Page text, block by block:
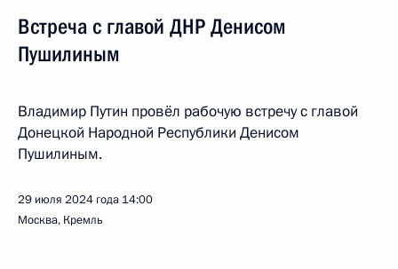
Встреча с главой ДНР Денисом
Пушилиным
Владимир Путин провёл рабочую встречу с главой
Донецкой Народной Республики Денисом
Пушилиным.
29 июля 2024 года 14:00
Москва, Кремль